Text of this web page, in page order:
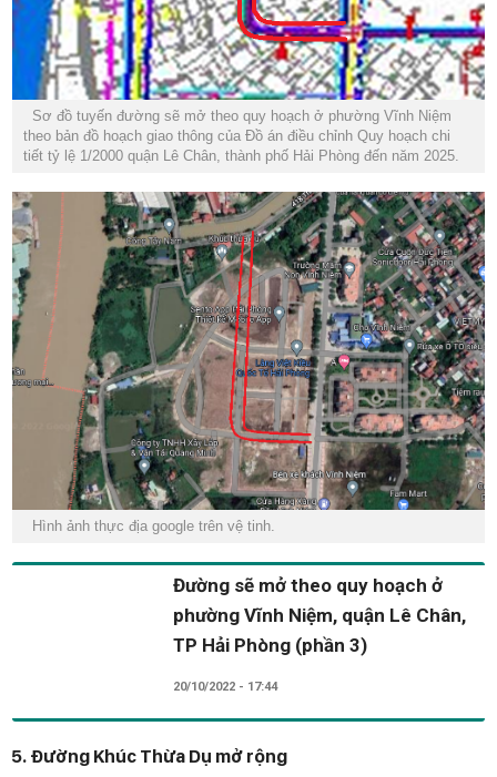
Sơ đồ tuyến đường sẽ mở theo quy hoạch ở phường Vĩnh Niệm
theo bản đồ hoạch giao thông của Đồ án điều chỉnh Quy hoạch chi
tiết tỷ lệ 1/2000 quận Lê Chân, thành phố Hải Phòng đến năm 2025.
Hình ảnh thực địa google trên vệ tinh.
Đường sẽ mở theo quy hoạch ở
phường Vĩnh Niệm, quận Lê Chân,
TP Hải Phòng (phần 3)
20/10/2022 - 17:44
5. Đường Khúc Thừa Dụ mở rộng